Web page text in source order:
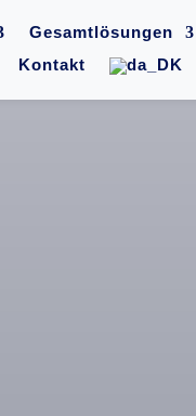
Gesamtlösungen
Kontakt